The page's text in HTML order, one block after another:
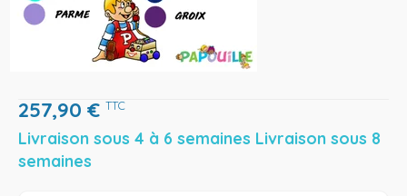
257,90 € TTC
Livraison sous 4 à 6 semaines Livraison sous 8
semaines